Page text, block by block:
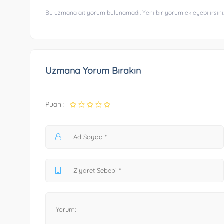
Bu uzmana ait yorum bulunamadı. Yeni bir yorum
Uzmana Yorum Bırakın
Puan :